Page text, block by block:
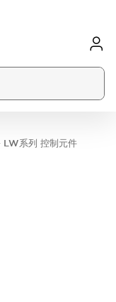
LW系列 控制元件